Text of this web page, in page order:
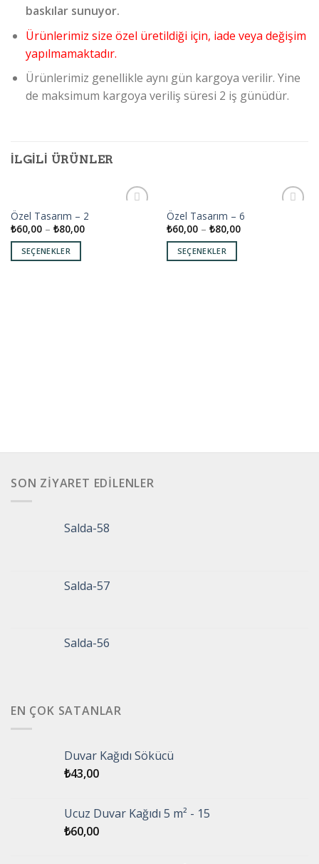
baskılar sunuyor.
Ürünlerimiz size özel üretildiği için, iade veya değişim
yapılmamaktadır.
Ürünlerimiz genellikle aynı gün kargoya verilir. Yine
de maksimum kargoya veriliş süresi 2 iş günüdür.
İLGILI ÜRÜNLER
Özel Tasarım – 2
₺60,00– ₺80,00
SEÇENEKLER
Özel Tasarım – 6
₺60,00– ₺80,00
SEÇENEKLER
SON ZIYARET EDILENLER
Salda-58
Salda-57
Salda-56
EN ÇOK SATANLAR
Duvar Kağıdı Sökücü
₺43,00
Ucuz Duvar Kağıdı 5 m² - 15
₺60,00